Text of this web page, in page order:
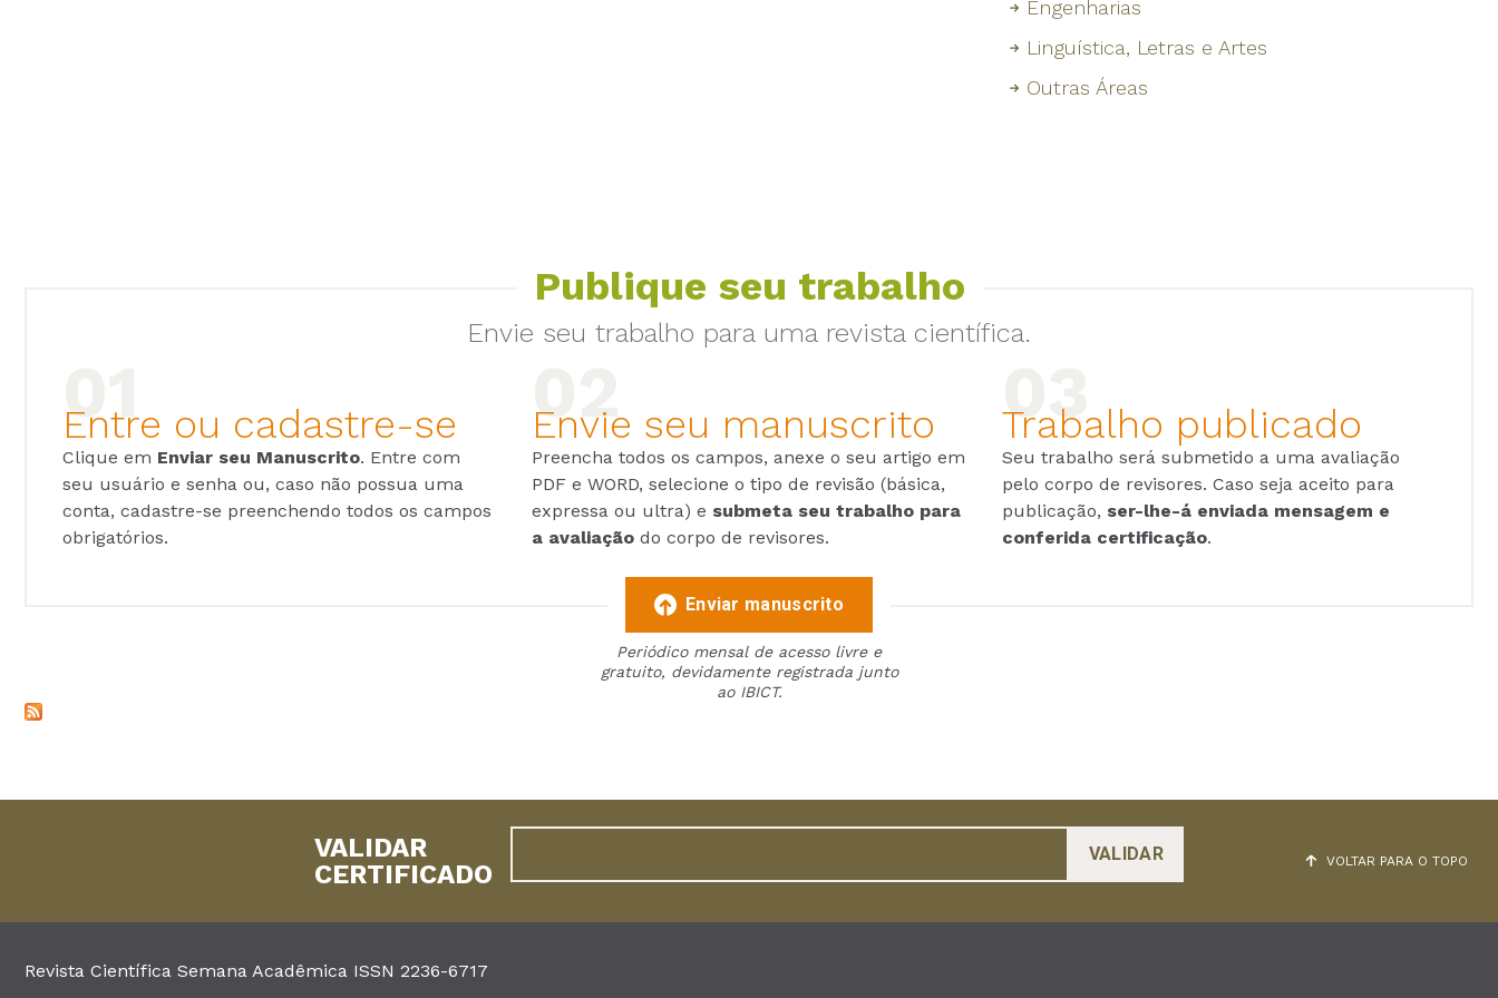
Engenharias
Linguística, Letras e Artes
Outras Áreas
Publique seu trabalho
Envie seu trabalho para uma revista científica.
Entre ou cadastre-se
Clique em Enviar seu Manuscrito. Entre com
seu usuário e senha ou, caso não possua uma
conta, cadastre-se preenchendo todos os campos
obrigatórios.
Envie seu manuscrito
Preencha todos os campos, anexe o seu artigo em
PDF e WORD, selecione o tipo de revisão (básica,
expressa ou ultra) e submeta seu trabalho para
a avaliação do corpo de revisores.
Trabalho publicado
Seu trabalho será submetido a uma avaliação
pelo corpo de revisores. Caso seja aceito para
publicação, ser-lhe-á enviada mensagem e
conferida certificação.
Enviar manuscrito
Periódico mensal de acesso livre e
gratuito, devidamente registrada junto
ao IBICT.
VOLTAR PARA O TOPO
VALIDAR
CERTIFICADO
Revista Científica Semana Acadêmica ISSN 2236-6717